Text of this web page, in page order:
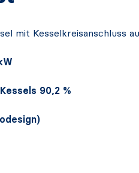
mit Kesselkreisanschluss
90,2 %